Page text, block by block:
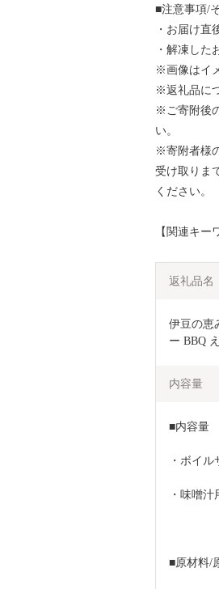
■注意事項/
・お届け直
・解凍した
※画像はイ
※返礼品に
※ご寄附後
い。
※寄附者様
受け取りま
ください。
【関連キ
返礼品名
伊豆の恵
ー BBQ
内容量
■内容量
・ボイ
・味噌汁
■原材料/